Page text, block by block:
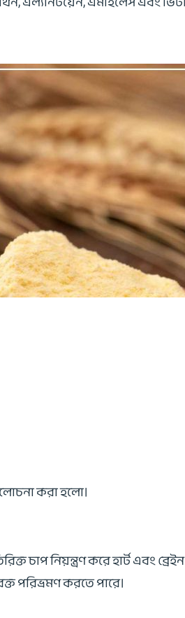
করা হলো।
চাপ নিয়ন্ত্রণ করে হার্ট এবং
পরিভ্রমণ করতে পারে।